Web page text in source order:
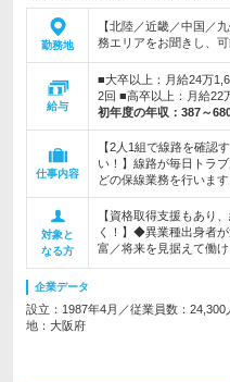
勤務地
【北陸／近畿／中国／
務エリアをお聞きし、
給与
■大卒以上：月給24万
2回 ■高卒以上：月給22
初年度の年収： 387～
仕事内容
【2人1組で線路を確認
い！】線路が毎日トラ
どの保線業務を行います
対象と
なる方
【資格取得支援もあり
く！】◆異業種出身者
富／将来を見据えて働
企業データ
設立：1987年4月／従業員数：24,300
地：大阪府